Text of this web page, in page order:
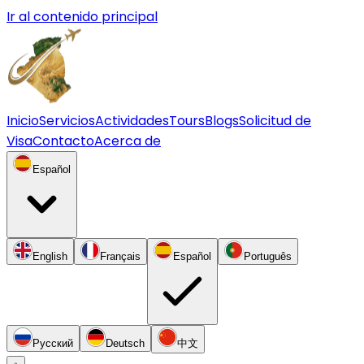
Ir al contenido principal
InicioServiciosActividadesToursBlogsSolicitud de
VisaContactoAcerca de
Español
English Français Español Português
Русский Deutsch 中文